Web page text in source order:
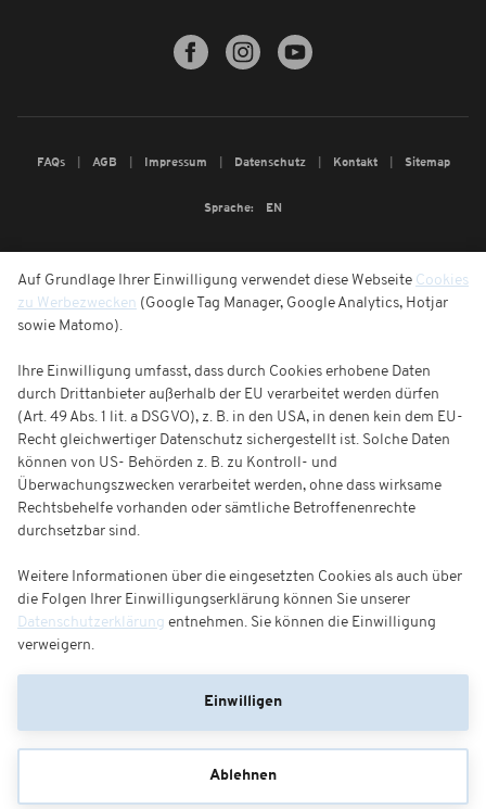
FAQs AGB Impressum Datenschutz Kontakt Sitemap
Sprache: EN
Auf Grundlage Ihrer Einwilligung verwendet diese Webseite Cookies
zu Werbezwecken (Google Tag Manager, Google Analytics, Hotjar
sowie Matomo).
Ihre Einwilligung umfasst, dass durch Cookies erhobene Daten
durch Drittanbieter außerhalb der EU verarbeitet werden dürfen
(Art. 49 Abs. 1 lit. a DSGVO), z. B. in den USA, in denen kein dem EU-
Recht gleichwertiger Datenschutz sichergestellt ist. Solche Daten
können von US- Behörden z. B. zu Kontroll- und
Überwachungszwecken verarbeitet werden, ohne dass wirksame
Rechtsbehelfe vorhanden oder sämtliche Betroffenenrechte
durchsetzbar sind.
Weitere Informationen über die eingesetzten Cookies als auch über
die Folgen Ihrer Einwilligungserklärung können Sie unserer
Datenschutzerklärung entnehmen. Sie können die Einwilligung
verweigern.
Einwilligen
Ablehnen